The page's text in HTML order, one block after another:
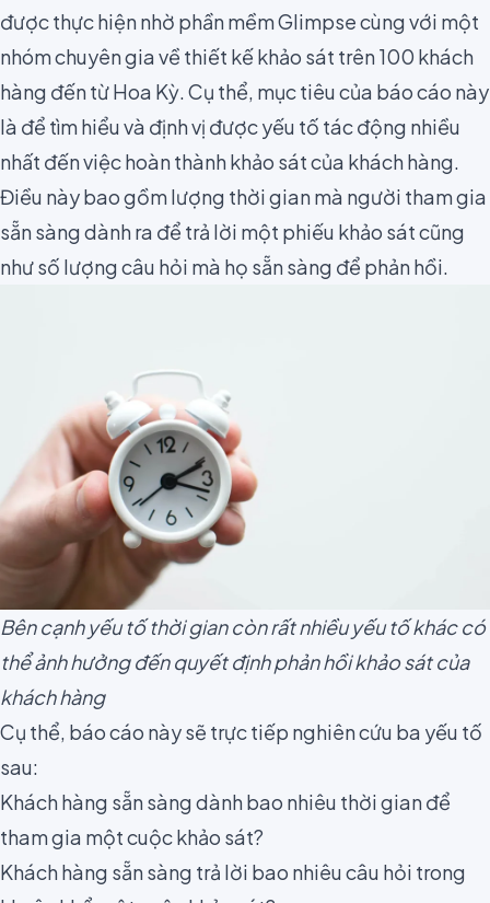
được thực hiện nhờ phần mềmGlimpsecùng với một
nhóm chuyên gia về thiết kế khảo sát trên 100 khách
hàng đến từ Hoa Kỳ. Cụ thể, mục tiêu của báo cáo này
là để tìm hiểu và định vị được yếu tố tác động nhiều
nhất đến việc hoàn thành khảo sát của khách hàng.
Điều này bao gồm lượng thời gian mà người tham gia
sẵn sàng dành ra để trả lời một phiếu khảo sát cũng
như số lượng câu hỏi mà họ sẵn sàng để phản hồi.
Bên cạnh yếu tố thời gian còn rất nhiều yếu tố khác có
thể ảnh hưởng đến quyết định phản hồi khảo sát của
khách hàng
Cụ thể, báo cáo này sẽ trực tiếp nghiên cứu ba yếu tố
sau:
Khách hàng sẵn sàng dành bao nhiêu thời gian để
tham gia một cuộc khảo sát?
Khách hàng sẵn sàng trả lời bao nhiêu câu hỏi trong